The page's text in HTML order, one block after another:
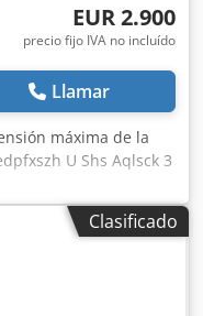
EUR 2.900
precio fijo IVA no incluído
Llamar
máxima de la
U Shs Aqlsck 3
horizontales
400 V
totales: Longitud:
Clasificado